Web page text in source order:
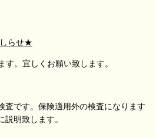
らせ★
。宜しくお願い致します。
査です。保険適用外の検査になります
明致します。